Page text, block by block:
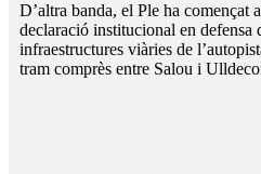
D’altra banda, el Ple ha començat
declaració institucional en defensa
infraestructures viàries de
tram comprès entre Salou i